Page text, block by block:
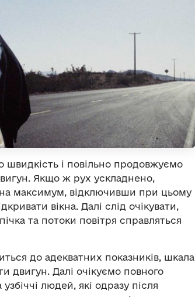
і повільно продовжуємо
Якщо ж рух ускладнено,
на максимум, відключивши при цьому
вікна. Далі слід очікувати,
та потоки повітря справляться
до адекватних показників, шкала
двигун. Далі очікуємо повного
людей, які одразу після